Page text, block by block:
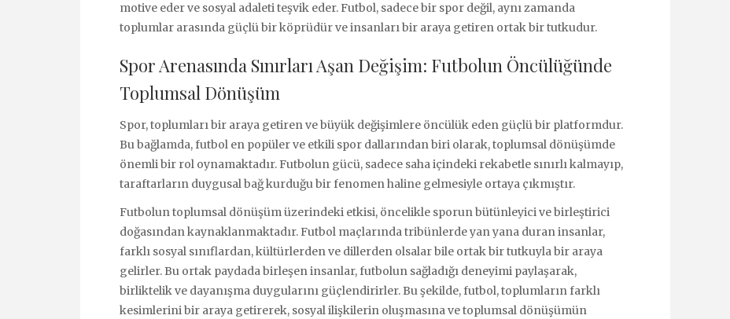
motive eder ve sosyal adaleti teşvik eder. Futbol, sadece bir spor değil, aynı zamanda
toplumlar arasında güçlü bir köprüdür ve insanları bir araya getiren ortak bir tutkudur.
Spor Arenasında Sınırları Aşan Değişim: Futbolun Öncülüğünde
Toplumsal Dönüşüm
Spor, toplumları bir araya getiren ve büyük değişimlere öncülük eden güçlü bir platformdur.
Bu bağlamda, futbol en popüler ve etkili spor dallarından biri olarak, toplumsal dönüşümde
önemli bir rol oynamaktadır. Futbolun gücü, sadece saha içindeki rekabetle sınırlı kalmayıp,
taraftarların duygusal bağ kurduğu bir fenomen haline gelmesiyle ortaya çıkmıştır.
Futbolun toplumsal dönüşüm üzerindeki etkisi, öncelikle sporun bütünleyici ve birleştirici
doğasından kaynaklanmaktadır. Futbol maçlarında tribünlerde yan yana duran insanlar,
farklı sosyal sınıflardan, kültürlerden ve dillerden olsalar bile ortak bir tutkuyla bir araya
gelirler. Bu ortak paydada birleşen insanlar, futbolun sağladığı deneyimi paylaşarak,
birliktelik ve dayanışma duygularını güçlendirirler. Bu şekilde, futbol, toplumların farklı
kesimlerini bir araya getirerek, sosyal ilişkilerin oluşmasına ve toplumsal dönüşümün